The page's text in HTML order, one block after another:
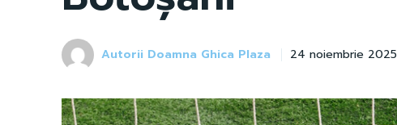
Autorii Doamna Ghica Plaza 24 noiembrie 2025